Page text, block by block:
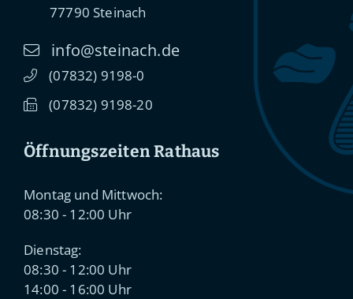
77790 Steinach
info@steinach.de
(07832) 91 98-0
(07832) 91 98-20
Öffnungszeiten Rathaus
Montag und Mittwoch:
08:30 - 12:00 Uhr
Dienstag:
08:30 - 12:00 Uhr
14:00 - 16:00 Uhr